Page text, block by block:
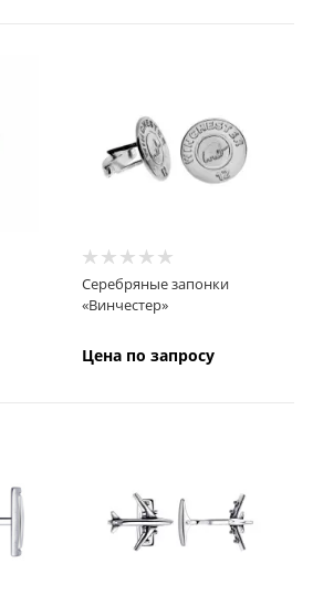
Серебряные запонки
«Винчестер»
Цена по запросу